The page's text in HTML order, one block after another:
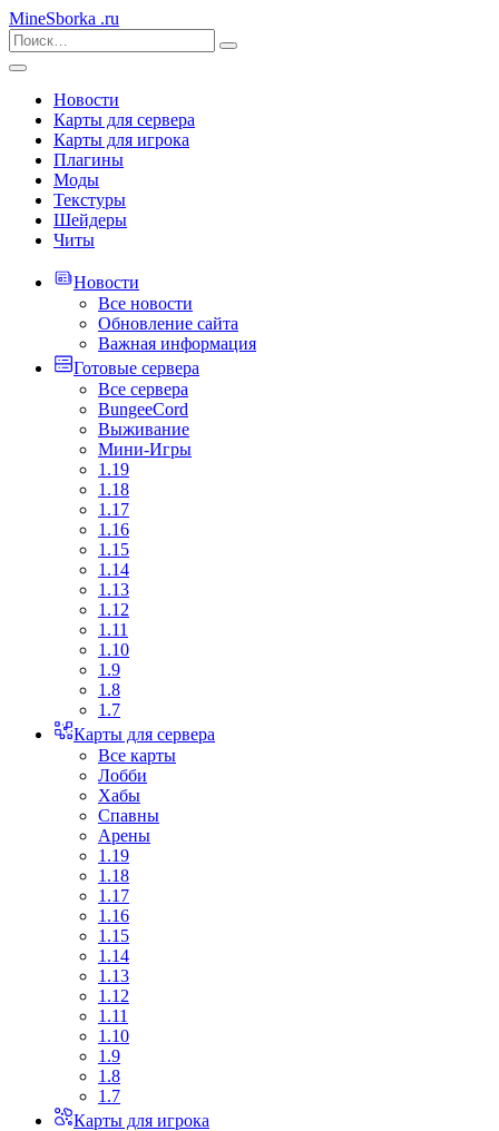
MineSborka .ru
Новости
Карты для сервера
Карты для игрока
Плагины
Моды
Текстуры
Шейдеры
Читы
Новости
Все новости
Обновление сайта
Важная информация
Готовые сервера
Все сервера
BungeeCord
Выживание
Мини-Игры
1.19
1.18
1.17
1.16
1.15
1.14
1.13
1.12
1.11
1.10
1.9
1.8
1.7
Карты для сервера
Все карты
Лобби
Хабы
Спавны
Арены
1.19
1.18
1.17
1.16
1.15
1.14
1.13
1.12
1.11
1.10
1.9
1.8
1.7
Карты для игрока